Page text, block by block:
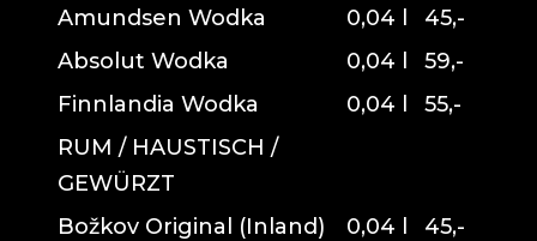
Amundsen Wodka
0,04 l
45,-
Absolut Wodka
0,04 l
59,-
Finnlandia Wodka
0,04 l
55,-
RUM / HAUSTISCH /
GEWÜRZT
Božkov Original (Inland)
0,04 l
45,-